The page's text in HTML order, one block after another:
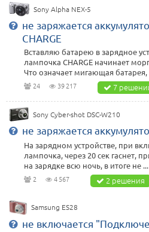
Sony Alpha NEX-5
не заряжается
CHARGE
Вставляю батарею в зарядное
лампочка CHARGE начинает
Что означает мигающая батарея,
24 39 217 7
Sony Cyber-shot DSC-W210
не заряжается
На зарядном устройстве, при
лампочка, через 20 сек гаснет,
на зарядке всю ночь, в итоге не ...
2 4 567 2 решения
Samsung ES28
не включается